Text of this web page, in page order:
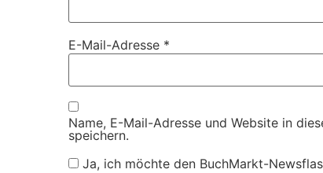
E-Mail-Adresse *
Name, E-Mail-Adresse und Website in
speichern.
Ja, ich möchte den BuchMarkt-